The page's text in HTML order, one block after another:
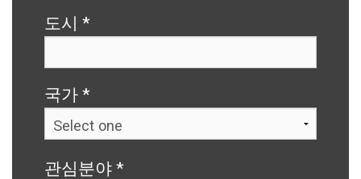
도시 *
국가 *
관심분야 *